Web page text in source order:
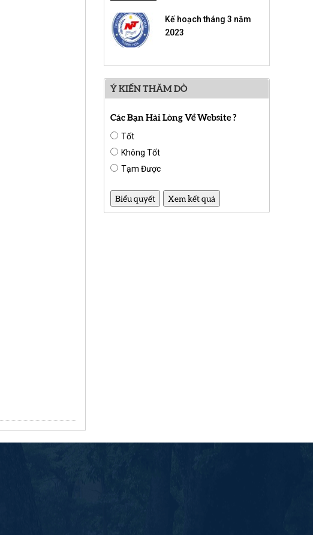
Kế hoạch tháng 3 năm
2023
Ý KIẾN THĂM DÒ
Các Bạn Hài Lòng Về Website ?
Tốt
Không Tốt
Tạm Được